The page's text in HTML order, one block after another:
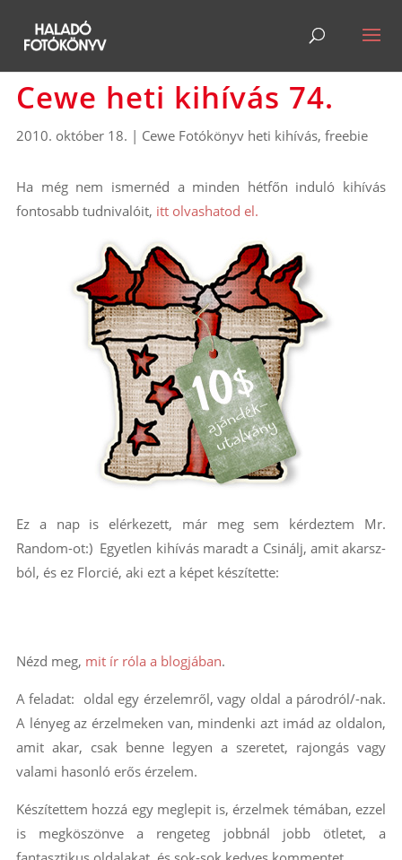
Cewe heti kihívás 74.
2010. október 18. | Cewe Fotókönyv heti kihívás, freebie
Ha még nem ismernéd a minden hétfőn induló kihívás
fontosabb tudnivalóit, itt olvashatod el.
Ez a nap is elérkezett, már meg sem kérdeztem Mr.
Random-ot:) Egyetlen kihívás maradt a Csinálj, amit akarsz-
ból, és ez Florcié, aki ezt a képet készítette:
Nézd meg, mit ír róla a blogjában.
A feladat: oldal egy érzelemről, vagy oldal a párodról/-nak.
A lényeg az érzelmeken van, mindenki azt imád az oldalon,
amit akar, csak benne legyen a szeretet, rajongás vagy
valami hasonló erős érzelem.
Készítettem hozzá egy meglepit is, érzelmek témában, ezzel
is megköszönve a rengeteg jobbnál jobb ötletet, a